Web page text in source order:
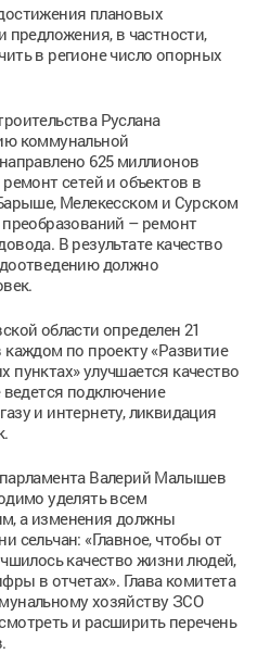
плановых
предложения, в частности,
в регионе число опорных
Руслана
коммунальной
625 миллионов
сетей и объектов в
Мелекесском и Сурском
– ремонт
В результате качество
должно
области определен 21
по проекту «Развитие
улучшается качество
подключение
и интернету, ликвидация
Валерий Малышев
уделять всем
а изменения должны
сельчан: «Главное, чтобы от
качество жизни людей,
в отчетах». Глава комитета
хозяйству ЗСО
и расширить перечень